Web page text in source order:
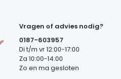
Vragen of advies nodig?
0187-603957
Di t/m vr 12:00-17:00
Za 10:00-14:00
Zo en ma gesloten